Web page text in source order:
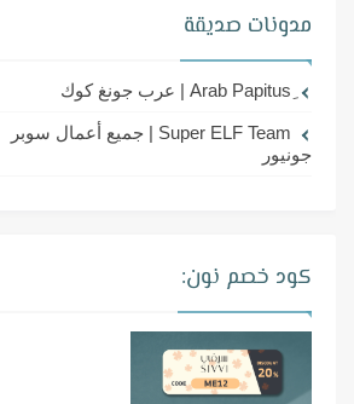
مدونات صديقة
Super ELF Team | جميع أعمال سوبر
جونيور
كود خصم نون: